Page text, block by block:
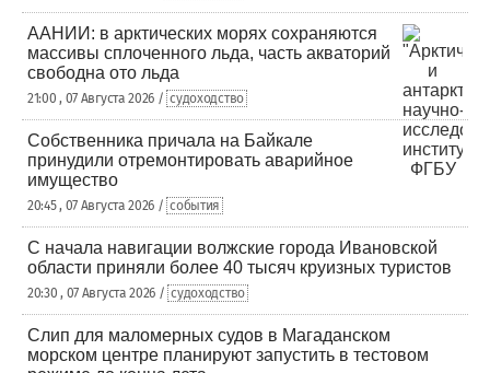
ААНИИ: в арктических морях сохраняются
массивы сплоченного льда, часть акваторий
свободна ото льда
21:00 , 07 Августа 2026 / судоходство
Собственника причала на Байкале
принудили отремонтировать аварийное
имущество
20:45 , 07 Августа 2026 / события
С начала навигации волжские города Ивановской
области приняли более 40 тысяч круизных туристов
20:30 , 07 Августа 2026 / судоходство
Слип для маломерных судов в Магаданском
морском центре планируют запустить в тестовом